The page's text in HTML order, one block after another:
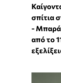
σπίτια
-
από το